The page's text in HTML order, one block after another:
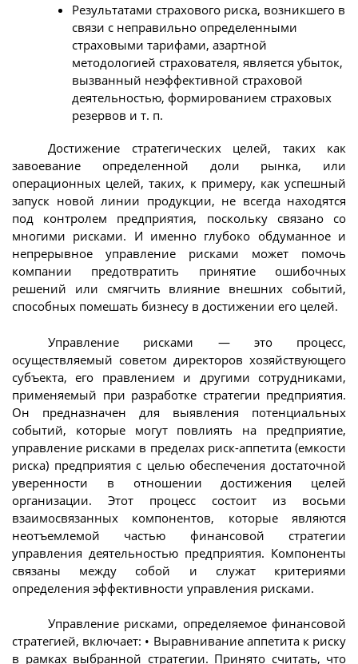
Результатами страхового риска, возникшего в
связи с неправильно определенными
страховыми тарифами, азартной
методологией страхователя, является убыток,
вызванный неэффективной страховой
деятельностью, формированием страховых
резервов и т. п.
Достижение стратегических целей, таких как
завоевание определенной доли рынка, или
операционных целей, таких, к примеру, как успешный
запуск новой линии продукции, не всегда находятся
под контролем предприятия, поскольку связано со
многими рисками. И именно глубоко обдуманное и
непрерывное управление рисками может помочь
компании предотвратить принятие ошибочных
решений или смягчить влияние внешних событий,
способных помешать бизнесу в достижении его целей.
Управление рисками — это процесс,
осуществляемый советом директоров хозяйствующего
субъекта, его правлением и другими сотрудниками,
применяемый при разработке стратегии предприятия.
Он предназначен для выявления потенциальных
событий, которые могут повлиять на предприятие,
управление рисками в пределах риск-аппетита (емкости
риска) предприятия с целью обеспечения достаточной
уверенности в отношении достижения целей
организации. Этот процесс состоит из восьми
взаимосвязанных компонентов, которые являются
неотъемлемой частью финансовой стратегии
управления деятельностью предприятия. Компоненты
связаны между собой и служат критериями
определения эффективности управления рисками.
Управление рисками, определяемое финансовой
стратегией, включает: • Выравнивание аппетита к риску
в рамках выбранной стратегии. Принято считать, что